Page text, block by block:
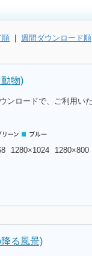
順 | 週間ダウンロード順
物)
ンロードで、ご利用い
1280×1024
1280×800
る風景)